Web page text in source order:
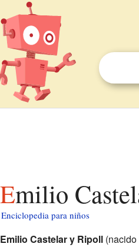
Emilio
Enciclopedia para niños
Emilio Castelar y Ripoll(nacido